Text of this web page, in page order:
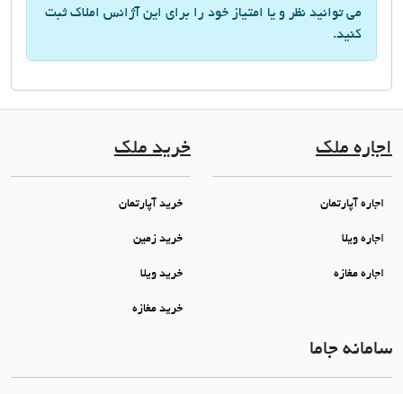
می توانید نظر و یا امتیاز خود را برای این آژانس املاک ثبت
کنید.
اجاره ملک
اجاره آپارتمان
اجاره ویلا
اجاره مغازه
خرید ملک
خرید آپارتمان
خرید زمین
خرید ویلا
خرید مغازه
سامانه جاما